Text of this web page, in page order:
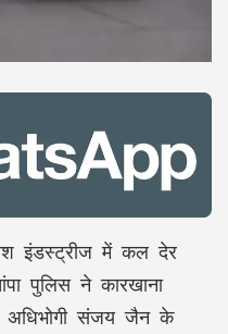
इंडस्ट्रीज में कल देर
पुलिस ने कारखाना
संजय जैन के